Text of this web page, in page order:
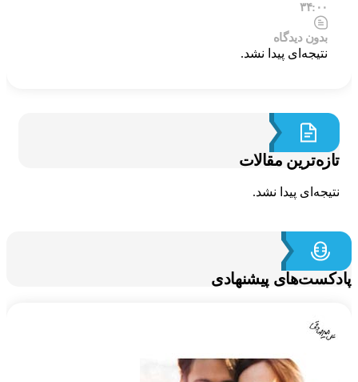
۳۴:۰۰
بدون دیدگاه
نتیجه‌ای پیدا نشد.
مقالات
پیدا نشد.
پیشنهادی